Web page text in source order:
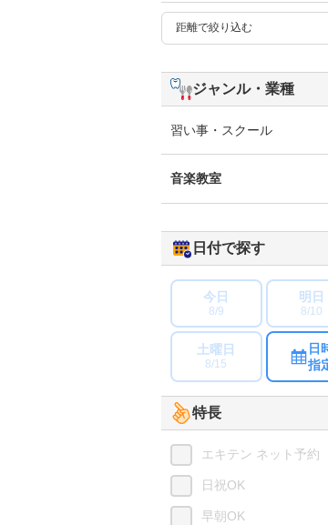
ジャンル・業種
習い事・スクール
音楽教室
日付で探す
今日
8/9
明日
8/10
土曜日
8/15
日
指
特長
エキテン ネット予約
日祝OK
早朝OK